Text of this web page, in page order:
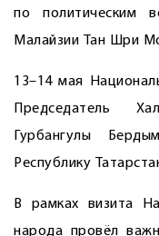
по политическим
Малайзии Тан Шри
13–14 мая
Председатель
Гурбангулы
Республику
В рамках визита
народа провёл